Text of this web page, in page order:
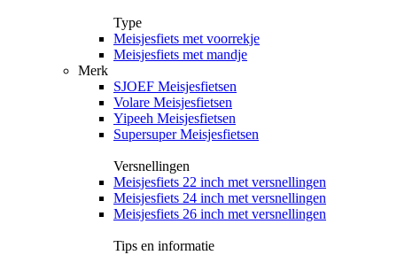
Type
Meisjesfiets met voorrekje
Meisjesfiets met mandje
Merk
SJOEF Meisjesfietsen
Volare Meisjesfietsen
Yipeeh Meisjesfietsen
Supersuper Meisjesfietsen
Versnellingen
Meisjesfiets 22 inch met versnellingen
Meisjesfiets 24 inch met versnellingen
Meisjesfiets 26 inch met versnellingen
Tips en informatie